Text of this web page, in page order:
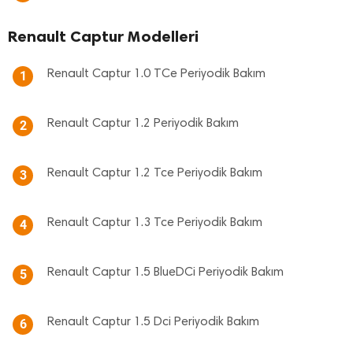
Renault Captur Modelleri
1 Renault Captur 1.0 TCe Periyodik Bakım
2 Renault Captur 1.2 Periyodik Bakım
3 Renault Captur 1.2 Tce Periyodik Bakım
4 Renault Captur 1.3 Tce Periyodik Bakım
5 Renault Captur 1.5 BlueDCi Periyodik Bakım
6 Renault Captur 1.5 Dci Periyodik Bakım